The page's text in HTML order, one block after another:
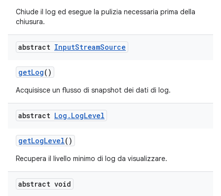
Chiude il log ed esegue la pulizia necessaria prima della
chiusura.
abstract InputStreamSource
getLog()
Acquisisce un flusso di snapshot dei dati di log.
abstract Log . LogLevel
getLogLevel()
Recupera il livello minimo di log da visualizzare.
abstract void